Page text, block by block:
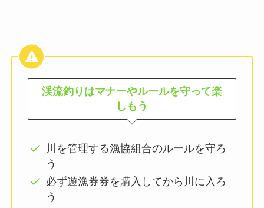
渓流釣りはマナーやルールを守って楽
しもう
川を管理する漁協組合のルールを守ろ
う
必ず遊漁券券を購入してから川に入ろ
う